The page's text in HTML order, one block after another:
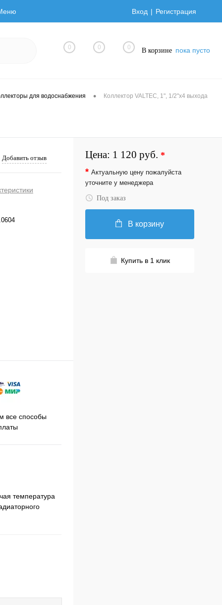
Вход Регистрация
0 0 0 В корзине пока пусто
для водоснабжения • Коллектор VALTEC, 1", 1/2"х4 выхода
Добавить отзыв
все способы
температура
Цена: 1 120 руб. *
* Актуальную цену пожалуйста
уточните у менеджера
Под заказ
В корзину
Купить в 1 клик